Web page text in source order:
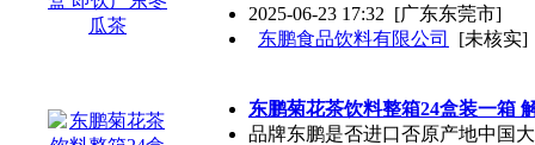
2025-06-23 17:32 [广东东莞市]
东鹏食品饮料有限公司
[未核实]
东鹏菊花茶饮料整箱24盒装一箱
品牌东鹏是否进口否原产地中国